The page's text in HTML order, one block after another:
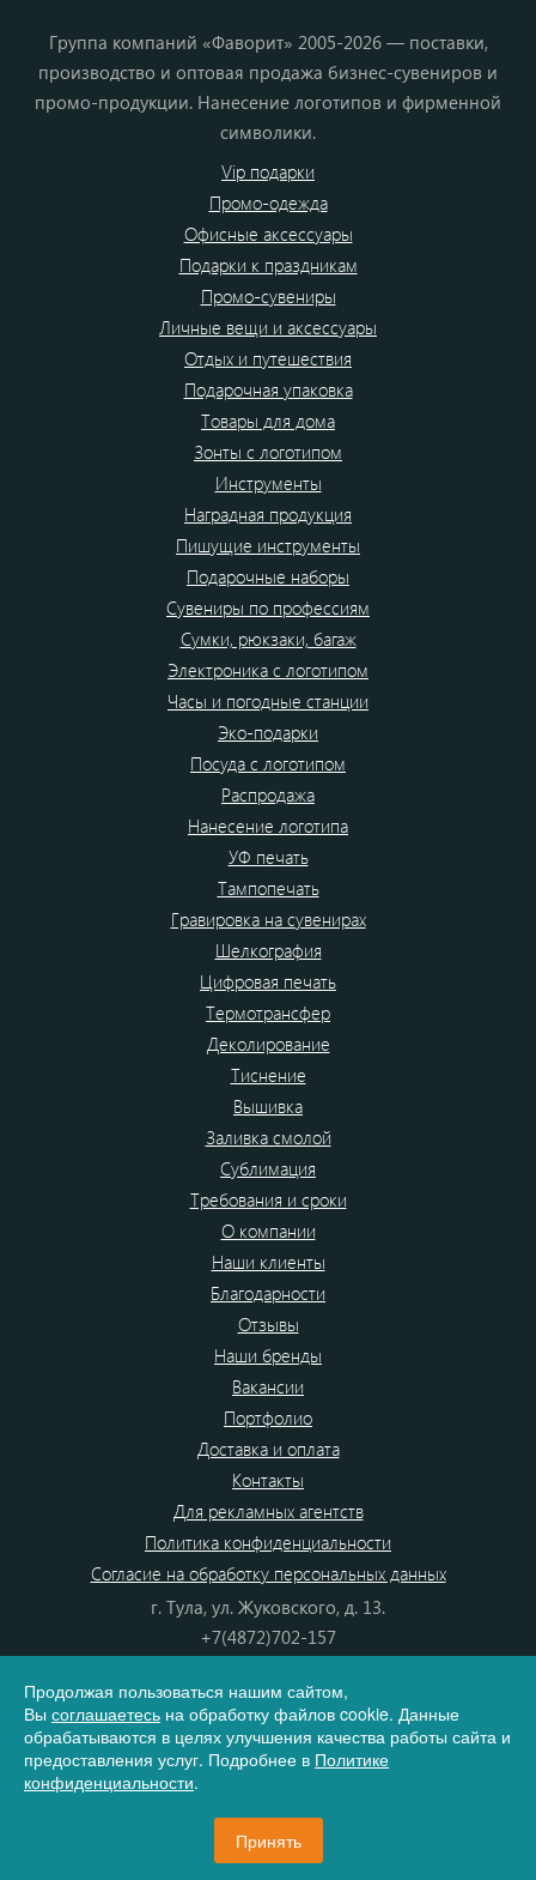
Группа компаний «Фаворит» 2005-2026 — поставки,
производство и оптовая продажа бизнес-сувениров и
промо-продукции. Нанесение логотипов и фирменной
символики.
Vip подарки
Промо-одежда
Офисные аксессуары
Подарки к праздникам
Промо-сувениры
Личные вещи и аксессуары
Отдых и путешествия
Подарочная упаковка
Товары для дома
Зонты с логотипом
Инструменты
Наградная продукция
Пишущие инструменты
Подарочные наборы
Сувениры по профессиям
Сумки, рюкзаки, багаж
Электроника с логотипом
Часы и погодные станции
Эко-подарки
Посуда с логотипом
Распродажа
Нанесение логотипа
УФ печать
Тампопечать
Гравировка на сувенирах
Шелкография
Цифровая печать
Термотрансфер
Деколирование
Тиснение
Вышивка
Заливка смолой
Сублимация
Требования и сроки
О компании
Наши клиенты
Благодарности
Отзывы
Наши бренды
Вакансии
Портфолио
Доставка и оплата
Контакты
Для рекламных агентств
Политика конфиденциальности
Согласие на обработку персональных данных
г. Тула, ул. Жуковского, д. 13.
+7(4872)702-157
8(800) 555-80-87
e-mail:info@dono.su
Продолжая пользоваться нашим сайтом,
Вы соглашаетесь на обработку файлов cookie. Данные
обрабатываются в целях улучшения качества работы сайта и
предоставления услуг. Подробнее в Политике
конфиденциальности.
Принять